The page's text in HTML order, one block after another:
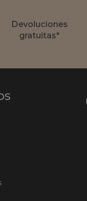
Devoluciones
gratuitas*